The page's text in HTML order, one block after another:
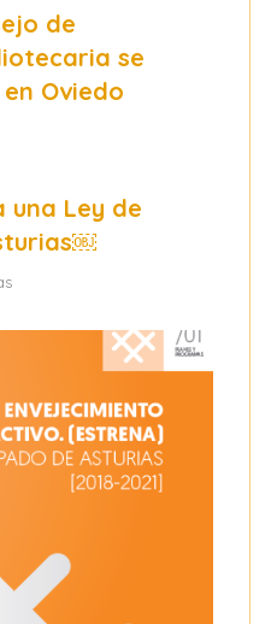
de
se
Oviedo
una Ley de